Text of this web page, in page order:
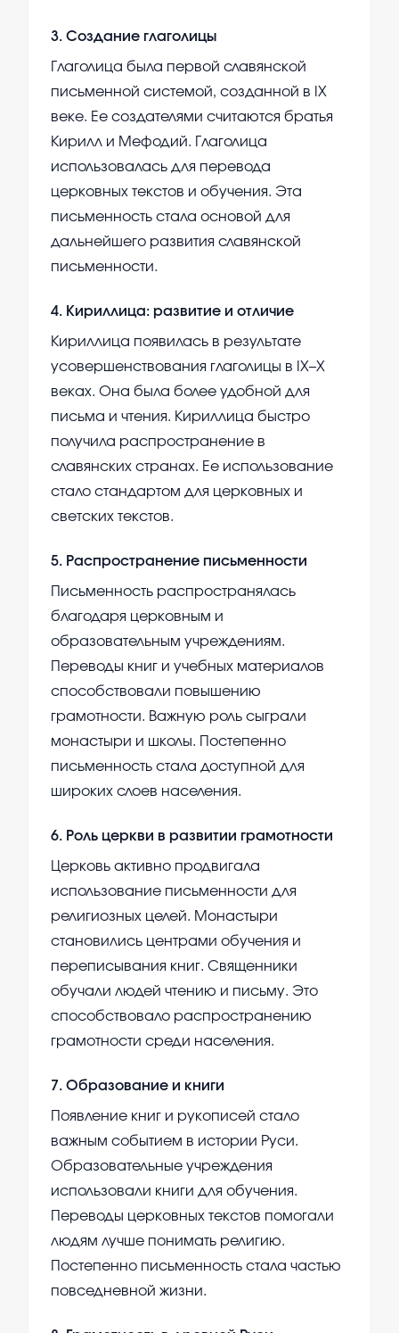
3. Создание глаголицы
Глаголица была первой славянской
письменной системой, созданной в IX
веке. Ее создателями считаются братья
Кирилл и Мефодий. Глаголица
использовалась для перевода
церковных текстов и обучения. Эта
письменность стала основой для
дальнейшего развития славянской
письменности.
4. Кириллица: развитие и отличие
Кириллица появилась в результате
усовершенствования глаголицы в IX–X
веках. Она была более удобной для
письма и чтения. Кириллица быстро
получила распространение в
славянских странах. Ее использование
стало стандартом для церковных и
светских текстов.
5. Распространение письменности
Письменность распространялась
благодаря церковным и
образовательным учреждениям.
Переводы книг и учебных материалов
способствовали повышению
грамотности. Важную роль сыграли
монастыри и школы. Постепенно
письменность стала доступной для
широких слоев населения.
6. Роль церкви в развитии грамотности
Церковь активно продвигала
использование письменности для
религиозных целей. Монастыри
становились центрами обучения и
переписывания книг. Священники
обучали людей чтению и письму. Это
способствовало распространению
грамотности среди населения.
7. Образование и книги
Появление книг и рукописей стало
важным событием в истории Руси.
Образовательные учреждения
использовали книги для обучения.
Переводы церковных текстов помогали
людям лучше понимать религию.
Постепенно письменность стала частью
повседневной жизни.